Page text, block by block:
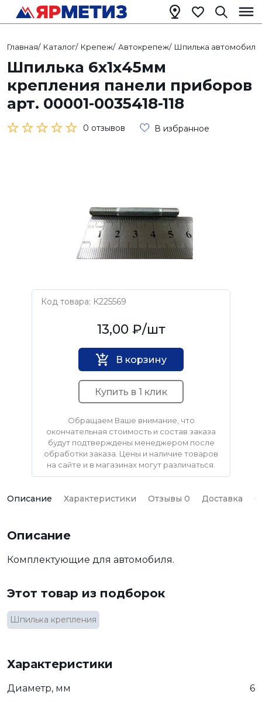
Главная/ Каталог/ Крепеж/ Автокрепеж/ Шпилька
Шпилька 6х1х45мм
крепления панели приборов
арт. 00001-0035418-118
0 отзывов В избранное
Код товара: К225569
Нет бренда13,00 ₽/шт
В корзину
Купить в 1 клик
Обращаем Ваше внимание, что
окончательная стоимость и состав заказа
будут подтверждены менеджером после
обработки заказа. Цены и наличие товаров
на сайте и в магазинах могут различаться.
Описание Характеристики Отзывы 0 Доставка
Описание
Комплектующие для автомобиля.
Этот товар из подборок
Шпилька крепления
Характеристики
Диаметр, мм
6